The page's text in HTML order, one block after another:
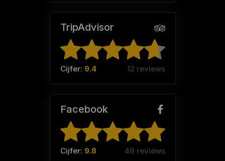
TripAdvisor
Cijfer: 9.4 12 reviews
Facebook
Cijfer: 9.8 49 reviews